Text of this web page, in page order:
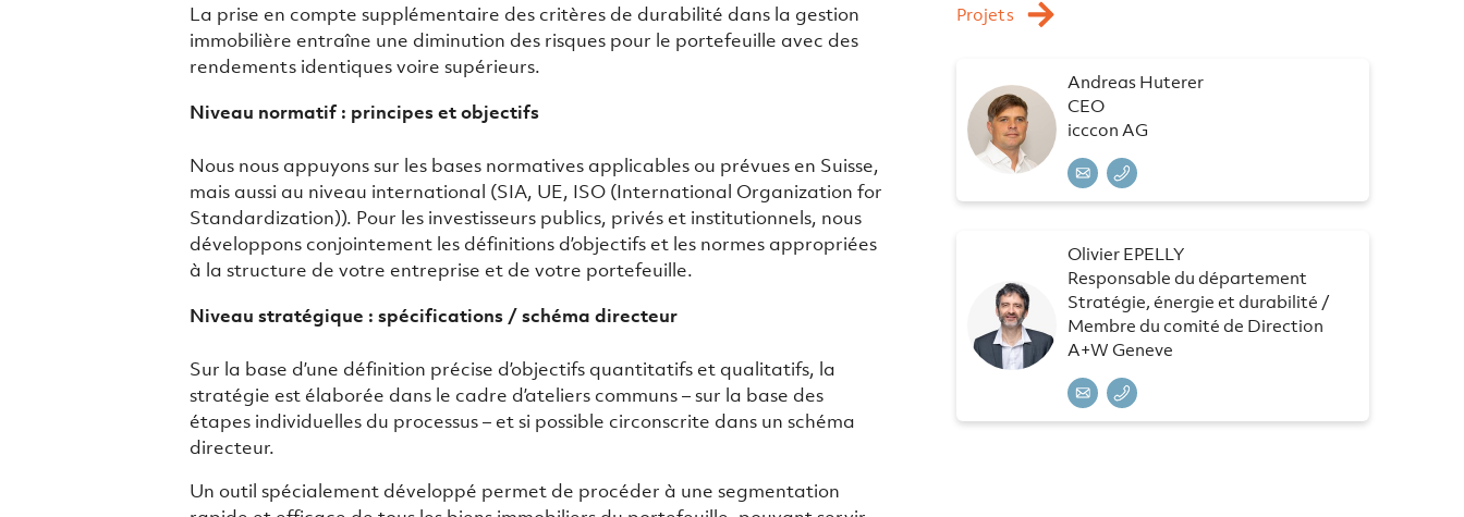
La prise en compte supplémentaire des critères de durabilité dans la gestion
immobilière entraîne une diminution des risques pour le portefeuille avec des
rendements identiques voire supérieurs.
Niveau normatif : principes et objectifs
Nous nous appuyons sur les bases normatives applicables ou prévues en Suisse,
mais aussi au niveau international (SIA, UE, ISO (International Organization for
Standardization)). Pour les investisseurs publics, privés et institutionnels, nous
développons conjointement les définitions d’objectifs et les normes appropriées
à la structure de votre entreprise et de votre portefeuille.
Niveau stratégique : spécifications / schéma directeur
Sur la base d’une définition précise d’objectifs quantitatifs et qualitatifs, la
stratégie est élaborée dans le cadre d’ateliers communs – sur la base des
étapes individuelles du processus – et si possible circonscrite dans un schéma
directeur.
Un outil spécialement développé permet de procéder à une segmentation
Projets
Andreas Huterer
CEO
icccon AG
Olivier EPELLY
Responsable du département
Stratégie, énergie et durabilité /
Membre du comité de Direction
A+W Geneve